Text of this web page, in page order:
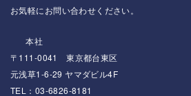
お気軽にお問い合わせください。
本社
〒111-0041 東京都台東区
元浅草1-6-29 ヤマダビル4F
TEL：03-6826-8181